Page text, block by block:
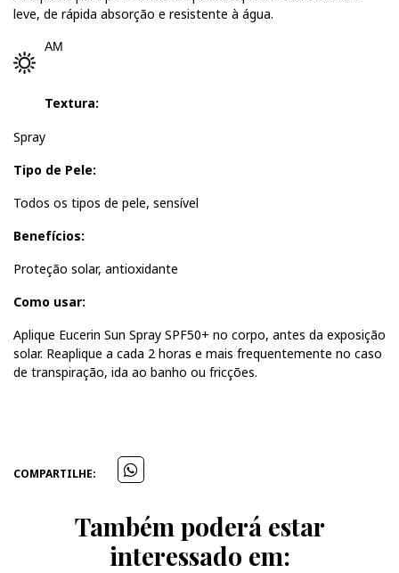
leve, de rápida absorção e resistente à água.
AM
Textura:
Spray
Tipo de Pele:
Todos os tipos de pele, sensível
Benefícios:
Proteção solar, antioxidante
Como usar:
Aplique Eucerin Sun Spray SPF50+ no corpo, antes da exposição
solar. Reaplique a cada 2 horas e mais frequentemente no caso
de transpiração, ida ao banho ou fricções.
COMPARTILHE:
Também poderá estar
interessado em: